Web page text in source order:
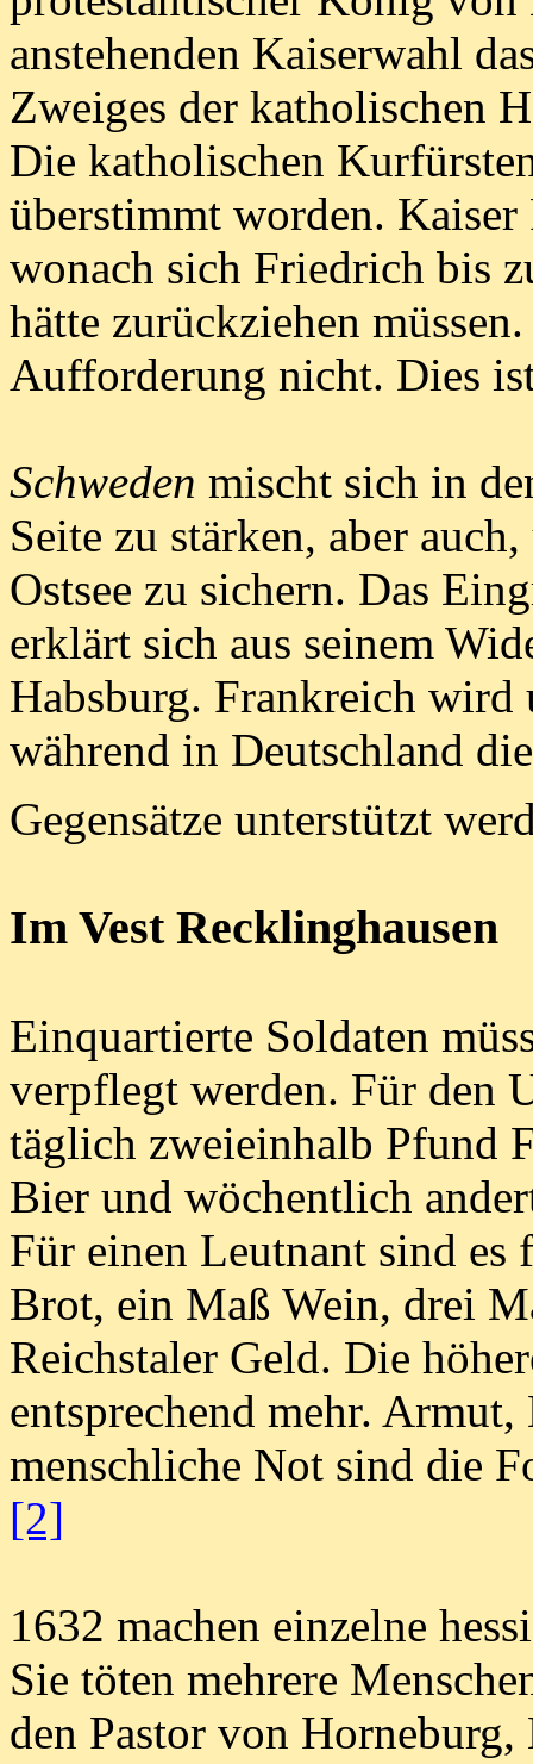
anstehenden Kaiserwahl
Zweiges der katholischen
Die katholischen
überstimmt worden.
wonach sich Friedrich bis
hätte zurückziehen
Aufforderung nicht. Dies
Schweden mischt sich in
Seite zu stärken, aber
Ostsee zu sichern. Das
erklärt sich aus seinem
Habsburg. Frankreich
während in Deutschland
Gegensätze unterstützt
Im Vest Recklinghausen
Einquartierte Soldaten
verpflegt werden. Für den
täglich zweieinhalb Pfund
Bier und wöchentlich
Für einen Leutnant sind es
Brot, ein Maß Wein, drei
Reichstaler Geld. Die
entsprechend mehr.
menschliche Not sind die
[2]
1632 machen einzelne
Sie töten mehrere
den Pastor von